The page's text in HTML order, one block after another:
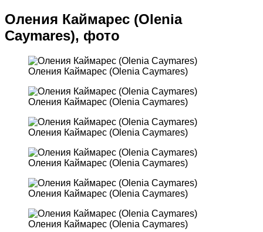
Оления Каймарес (Olenia
Caymares), фото
Оления Каймарес (Olenia Caymares)
Оления Каймарес (Olenia Caymares)
Оления Каймарес (Olenia Caymares)
Оления Каймарес (Olenia Caymares)
Оления Каймарес (Olenia Caymares)
Оления Каймарес (Olenia Caymares)